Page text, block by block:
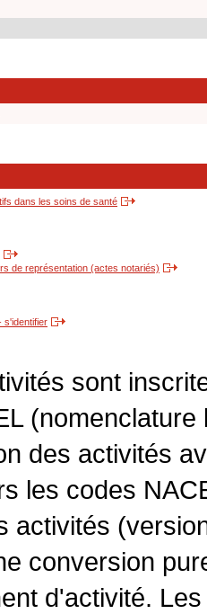
dans les soins de santé
de représentation (actes notariés)
s'identifier
sont
des activités
les codes
activités
conversion
d'activité.